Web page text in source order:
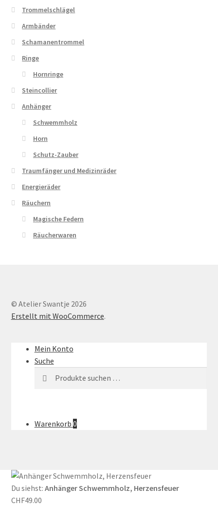
Trommelschlägel
Armbänder
Schamanentrommel
Ringe
Hornringe
Steincollier
Anhänger
Schwemmholz
Horn
Schutz-Zauber
Traumfänger und Medizinräder
Energieräder
Räuchern
Magische Federn
Räucherwaren
© Atelier Swantje 2026
Erstellt mit WooCommerce.
Mein Konto
Suche
Warenkorb 0
Du siehst: Anhänger Schwemmholz, Herzensfeuer
CHF49.00